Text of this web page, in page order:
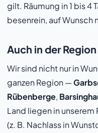
gilt. Räumung in 1 bis 4
besenrein, auf Wunsch
Auch in der
Wir sind nicht nur in
ganzen Region —
Rübenberge,
Land liegen in
(z. B. Nachlass in